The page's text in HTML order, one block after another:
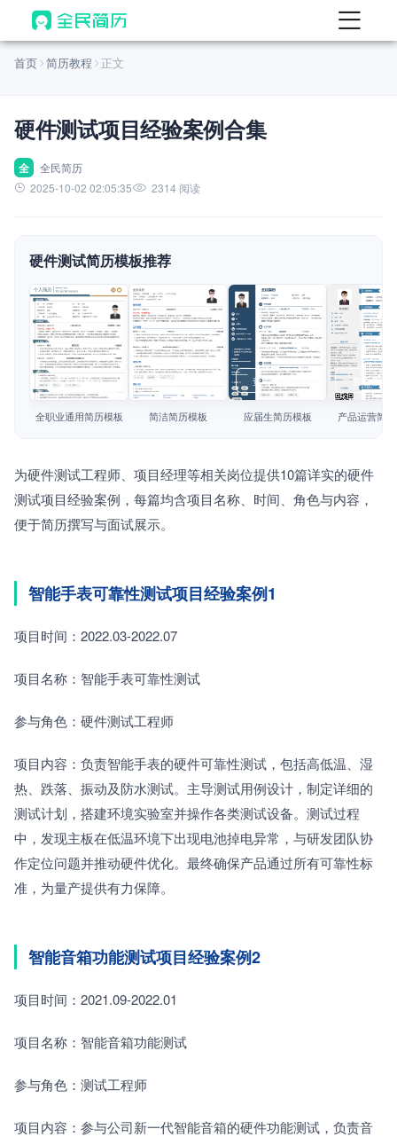
首页
AI 生成简历
AI 优化简历
AI 翻译简历
AI 模拟面试
面试自我介绍
AI 职场工具 New
简历模板
简历教程
首页 简历教程 正文
硬件测试项目经验案例合集
全
全民简历
2025-10-02 02:05:35
2314 阅读
硬件测试简历模板推荐
查看模板
全职业通用简历模板
查看模板
简洁简历模板
查看模板
应届生简历模板
查看模板
产品运营简
为硬件测试工程师、项目经理等相关岗位提供10篇详实的硬件
测试项目经验案例，每篇均含项目名称、时间、角色与内容，
便于简历撰写与面试展示。
智能手表可靠性测试项目经验案例1
项目时间：2022.03-2022.07
项目名称：智能手表可靠性测试
参与角色：硬件测试工程师
项目内容：负责智能手表的硬件可靠性测试，包括高低温、湿
热、跌落、振动及防水测试。主导测试用例设计，制定详细的
测试计划，搭建环境实验室并操作各类测试设备。测试过程
中，发现主板在低温环境下出现电池掉电异常，与研发团队协
作定位问题并推动硬件优化。最终确保产品通过所有可靠性标
准，为量产提供有力保障。
智能音箱功能测试项目经验案例2
项目时间：2021.09-2022.01
项目名称：智能音箱功能测试
参与角色：测试工程师
项目内容：参与公司新一代智能音箱的硬件功能测试，负责音